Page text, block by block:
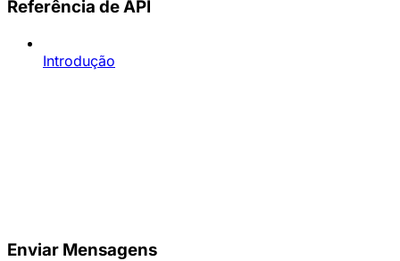
Referência de API
Introdução
Enviar Mensagens